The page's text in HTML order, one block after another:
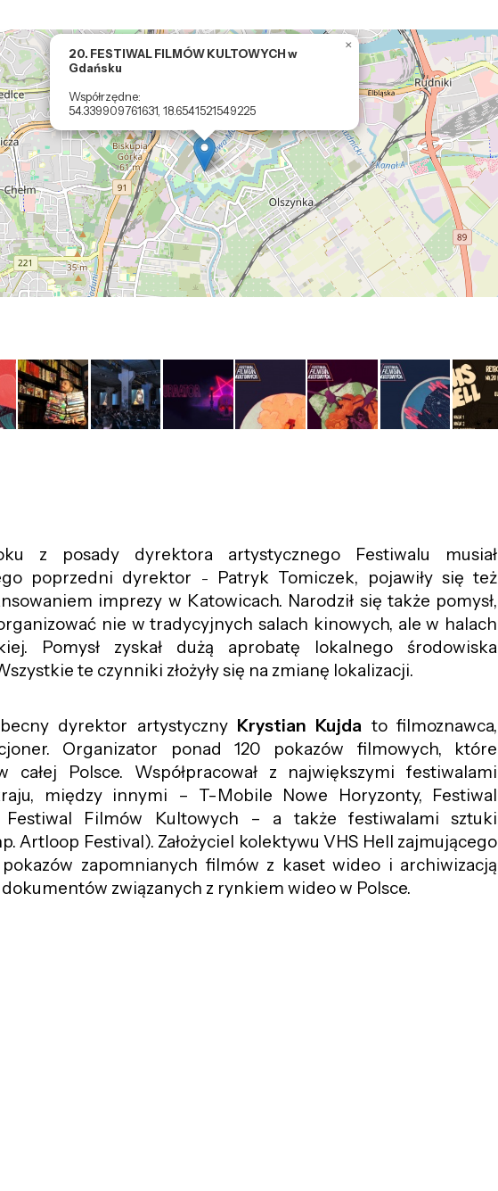
20. FESTIWAL FILMÓW KULTOWYCH w
Gdańsku
Współrzędne:
54.339909761631, 18.6541521549225
×
z posady dyrektora artystycznego Festiwalu musiał
poprzedni dyrektor
–
Patryk Tomiczek, pojawiły się też
imprezy w Katowicach. Narodził się także pomysł,
nie w tradycyjnych salach kinowych, ale w halach
Pomysł zyskał dużą aprobatę lokalnego środowiska
te czynniki złożyły się na zmianę lokalizacji.
dyrektor artystyczny Krystian Kujda to filmoznawca,
Organizator ponad 120 pokazów filmowych, które
całej Polsce. Współpracował z największymi festiwalami
między innymi – T-Mobile Nowe Horyzonty, Festiwal
Festiwal Filmów Kultowych – a także festiwalami sztuki
Artloop Festival). Założyciel kolektywu VHS Hell zajmującego
zapomnianych filmów z kaset wideo i archiwizacją
związanych z rynkiem wideo w Polsce.